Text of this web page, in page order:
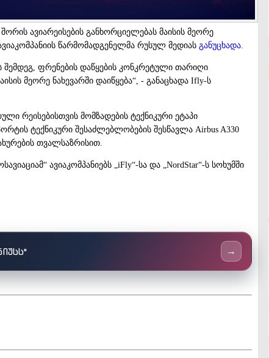
ავიარეისების განხორციელებას მაისის მეორე
წარმომადგენელმა რუსულ მედიას განუცხადა.
შემდეგ, ფრენების დაწყების კონკრეტული თარიღი
მეორე ნახევარში დაიწყება“, - განაცხადა Ifly-ს
რეისებისთვის მომზადების ტექნიკური ეტაპი
ტექნიკური შესაძლებლობების შესწავლა Airbus A330
თვალსაზრისით.
ავიაკომპანიებს „iFly“-სა და „NordStar“-ს სოხუმში
→